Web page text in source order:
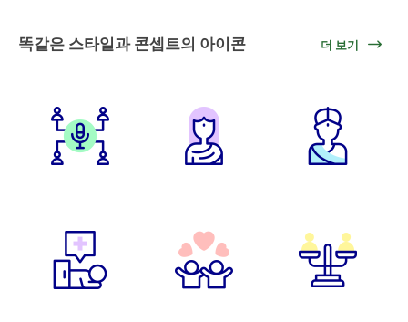
똑같은 스타일과 콘셉트의 아이콘 더 보기